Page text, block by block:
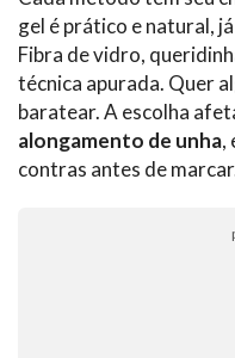
gel é prático e natural,
Fibra de vidro,
técnica apurada. Quer
baratear. A escolha
alongamento de unha,
contras antes de